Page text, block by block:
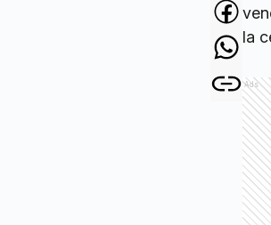
la
Ads